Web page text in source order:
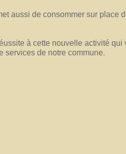
aussi de consommer sur place
à cette nouvelle activité qui
services de notre commune.